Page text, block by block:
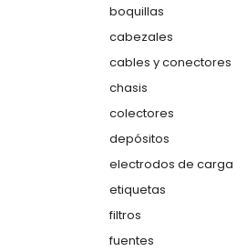
boquillas
cabezales
cables y conectores
chasis
colectores
depósitos
electrodos de carga
etiquetas
filtros
fuentes